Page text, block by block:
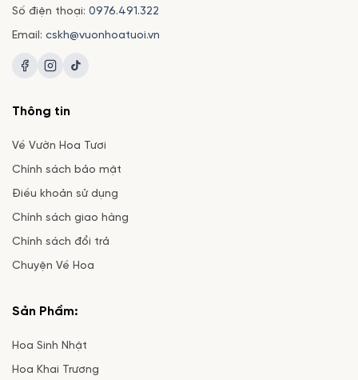
Số điện thoại: 0976.491.322
Email: cskh@vuonhoatuoi.vn
Thông tin
Về Vườn Hoa Tươi
Chính sách bảo mật
Điều khoản sử dụng
Chính sách giao hàng
Chính sách đổi trả
Chuyện Về Hoa
Sản Phẩm:
Hoa Sinh Nhật
Hoa Khai Trương